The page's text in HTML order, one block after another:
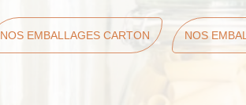
NOS EMBALLAGES CARTON NOS